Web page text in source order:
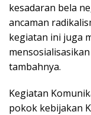
kesadaran bela
ancaman
kegiatan ini juga
tambahnya.
Kegiatan
pokok kebijakan